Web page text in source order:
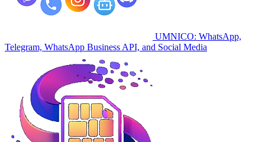
UMNICO: WhatsApp,
Telegram, WhatsApp Business API, and Social Media